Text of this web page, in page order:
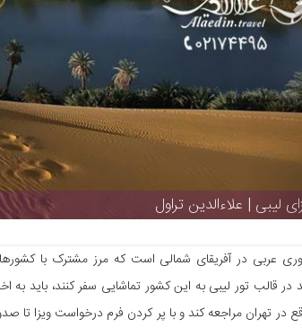
لیبی | علاءالدین تراول
عربی در آفریقای شمالی است که مرز مشترک با
قالب تور لیبی به این کشور تماشایی سفر کنند، باید به
در تهران مراجعه کند و با پر کردن فرم درخواست ویزا